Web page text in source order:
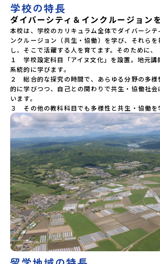
解説、質疑応答お申し込み：https://c-
mirai.jp/events/002112どちらの説明会でも
うぞ！「はじめての一人旅だけど大丈夫？」
できるの？」そんな保護者様の不安や、中学
素朴な疑問にスタッフが直接お答えします。
問も可能ですので、ぜひご自宅からリラック
ださい。▼お申し込み前に必ずご確認くださ
の同意プログラムへの参加申し込みいただく
込みに関する各規約」への同意が必須となり
ださい。・抽選による参加者決定についてお
た方の中から抽選の上、締め切り日から1週間
し込み時に記入いただいたメールアドレス宛
メール」をお送りいたします。当選者は、メ
た「当選確認フォーム」に３日以内に回答い
ォームの提出をもって参加確定とさせていた
確認フォームの期日までにご回答いただけな
を取り消しとさせていただきます。当選取り
合は、繰り上げ当選者へご連絡させていただ
ールアドレスの変更をご希望の場合は下記の
公式LINEよりご連絡をお願いします。※受信
いると、通知メールをお受け取りいただけま
は、「@miratabi.jp」からのメールを受信
お願いいたします。※結果に関する個別のお
えしておりませんので、ご了承ください。・
いてお申込はお一人様1回限りです。PC・ス
らお申込ください。申込後の内容変更はでき
時は、メールアドレスの入力間違いにご注意
泊について１室に複数(同性2～4名程度)で宿
学校の特長
ダイバーシティ＆インクルージョン
本校は、学校のカリキュラム全体でダイバーシテ
ンクルージョン（共生・協働）を学び、それら
し、そこで活躍する人を育てます。そのために、
１　学校設定科目「アイヌ文化」を設置。地元講
系統的に学びます。
２　総合的な探究の時間で、あらゆる分野の多
的に学びつつ、自己との関わりで共生・協働社
います。
３　その他の教科科目でも多様性と共生・協働を